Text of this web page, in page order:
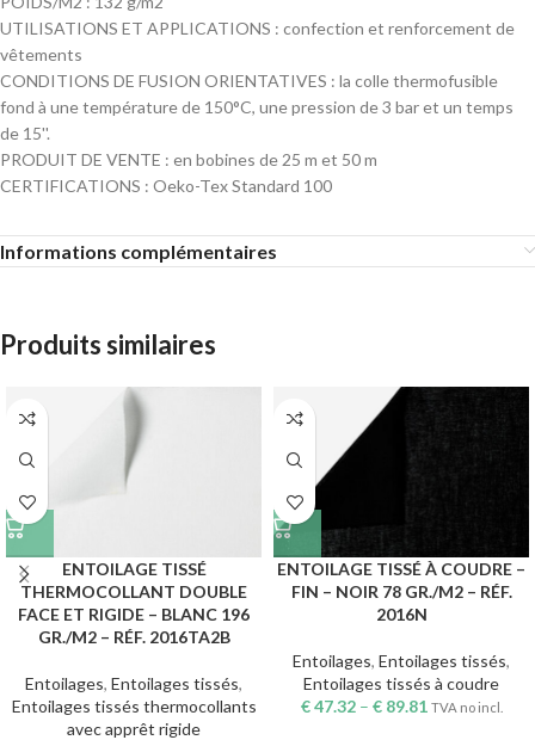
UTILISATIONS ET APPLICATIONS : confection et renforcement de
vêtements
CONDITIONS DE FUSION ORIENTATIVES : la colle thermofusible
fond à une température de 150°C, une pression de 3 bar et un temps
de 15''.
PRODUIT DE VENTE : en bobines de 25 m et 50 m
CERTIFICATIONS : Oeko-Tex Standard 100
Informations complémentaires
Produits similaires
ENTOILAGE TISSÉ
THERMOCOLLANT DOUBLE
FACE ET RIGIDE – BLANC 196
GR./M2 – RÉF. 2016TA2B
Entoilages, Entoilages tissés,
Entoilages tissés thermocollants
avec apprêt rigide
ENTOILAGE TISSÉ À COUDRE –
FIN – NOIR 78 GR./M2 – RÉF.
2016N
Entoilages, Entoilages tissés,
Entoilages tissés à coudre
€47.32– €89.81 TVA no incl.